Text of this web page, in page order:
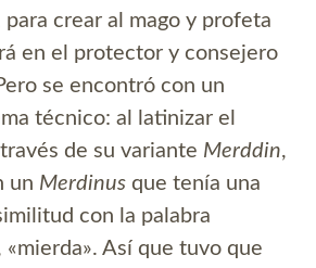
crear al mago y profeta
en el protector y consejero
se encontró con un
técnico: al latinizar el
de su variante Merddin,
un Merdinus que tenía una
con la palabra
«mierda». Así que tuvo que